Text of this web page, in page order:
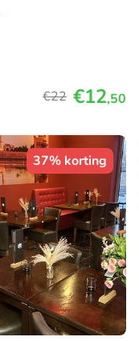
€22 €12,50
37% korting